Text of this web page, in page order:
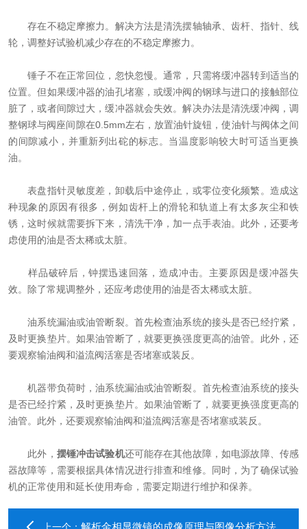
存在不稳定摩擦力。解决方法是清洗摆轴轴承、齿杆、指针、线
轮，调整好试验机减少存在的不稳定摩擦力。
锤子不在正常回位，忽快忽慢。通常，只需将缓冲器转到适当的
位置。但如果缓冲器的油孔堵塞，或缓冲阀的钢球与进口的接触部位
脏了，或者间隙过大，缓冲器就会失效。解决办法是清洗缓冲阀，调
整钢球与阀座间隙在0.5mm左右，放置油针旋钮，使油针与阀体之间
的间隙减小，并重新列出砣的标志。当温度影响较大时可适当更换
油。
表盘指针灵敏度差，卸载后中途停止，或零位变化频繁。造成这
种现象的原因有很多，例如齿杆上的滑轮和轨道上有太多灰尘和铁
锈，这时候就需要拆下来，清洗干净，加一点手表油。此外，还要考
虑使用的油是否太稀或太脏。
样品破碎后，钟摆迅速回落，造成冲击。主要原因是缓冲器失
效。除了常规调整外，还应考虑使用的油是否太稀或太脏。
油系统漏油或油管断裂。首先检查油系统的接头是否已经拧紧，
及时更换垫片。如果油管断了，就要更换强度更高的油管。此外，还
要观察输油阀和溢流阀活塞是否堵塞或装反。
机器带负荷时，油系统漏油或油管断裂。首先检查油系统的接头
是否已经拧紧，及时更换垫片。如果油管断了，就要更换强度更高的
油管。此外，还要观察输油阀和溢流阀活塞是否堵塞或装反。
此外， 摆锤冲击试验机还可能存在其他故障，如电源故障、传感
器故障等，需要根据具体情况进行排查和维修。同时，为了确保试验
机的正常使用和延长使用寿命，需要定期进行维护和保养。
解析金相显微镜的成像原理与图像分析方法